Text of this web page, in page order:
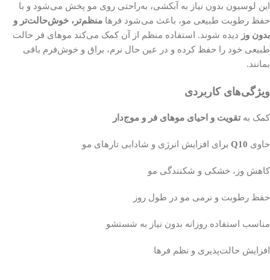
این لوسیون بدون نیاز به آبکشی، به‌راحتی روی مو پخش می‌شود و با
حفظ رطوبت طبیعی مو، باعث می‌شود فرها منظم‌تر، خوش‌حالت‌تر و
بدون وز دیده شوند. استفاده منظم از آن کمک می‌کند موهای فر حالت
طبیعی خود را حفظ کرده و در عین حال نرم، براق و خوش‌فرم باقی
بمانند.
ویژگی‌های کاربردی
کمک بهتقویت و احیای موهای فر و موج‌دار
حاوی Q10 برای افزایش انرژی و شادابی تارهای مو
کاهش وز، خشکی و شکنندگی مو
حفظ رطوبت و نرمی مو در طول روز
مناسب استفاده روزانه بدون نیاز به شستشو
افزایش حالت‌پذیری و نظم فرها